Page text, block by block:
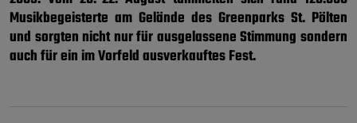
Musikbegeisterte am Gelände des Greenparks St. Pölten
und sorgten nicht nur für ausgelassene Stimmung sondern
auch für ein im Vorfeld ausverkauftes Fest.